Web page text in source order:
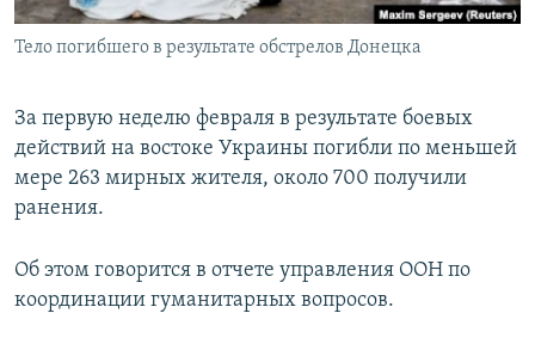
Тело погибшего в результате обстрелов Донецка
За первую неделю февраля в результате боевых
действий на востоке Украины погибли по меньшей
мере 263 мирных жителя, около 700 получили
ранения.
Об этом говорится в отчете управления ООН по
координации гуманитарных вопросов.